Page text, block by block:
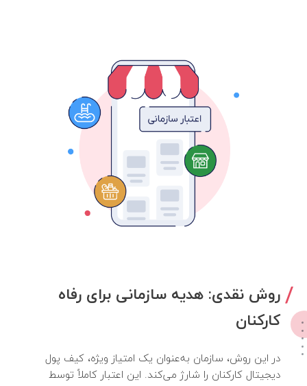
روش نقدی: هدیه سازمانی برای رفاه
کارکنان
در این روش، سازمان به‌عنوان یک امتیاز ویژه، کیف پول
دیجیتال کارکنان را شارژ می‌کند. این اعتبار کاملاً توسط